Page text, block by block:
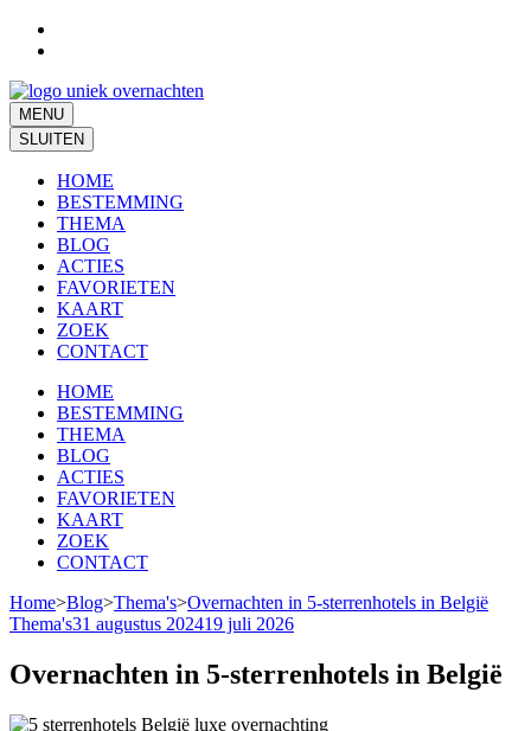
naar
(Druk
enter)
MENU
SLUITEN
HOME
BESTEMMING
THEMA
BLOG
ACTIES
FAVORIETEN
KAART
ZOEK
CONTACT
HOME
BESTEMMING
THEMA
BLOG
ACTIES
FAVORIETEN
KAART
ZOEK
CONTACT
Home>Blog>Thema's>Overnachten in 5-sterrenhotels in België
Thema's31 augustus 202419 juli 2026
Overnachten in 5-sterrenhotels in België